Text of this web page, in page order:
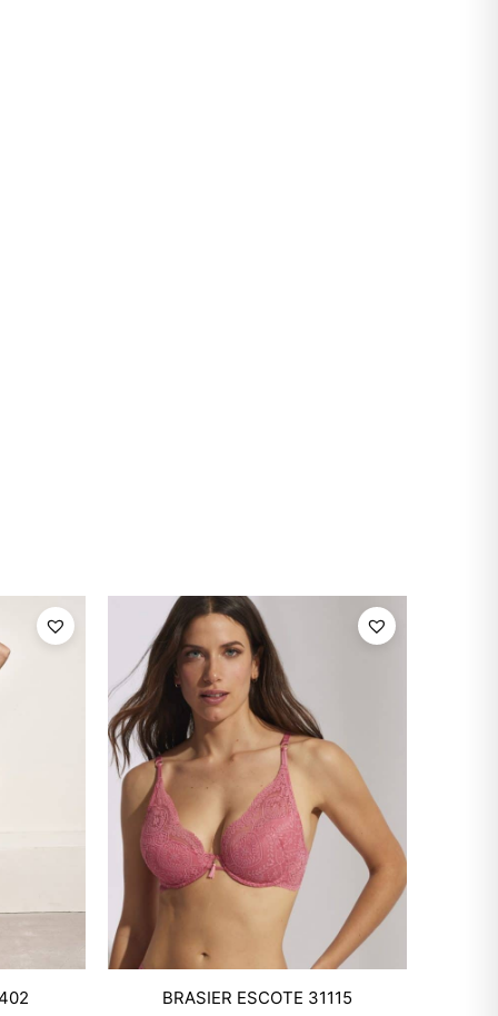
BRASIER ESCOTE 31115
Mixtwo - Lencería y Ropa